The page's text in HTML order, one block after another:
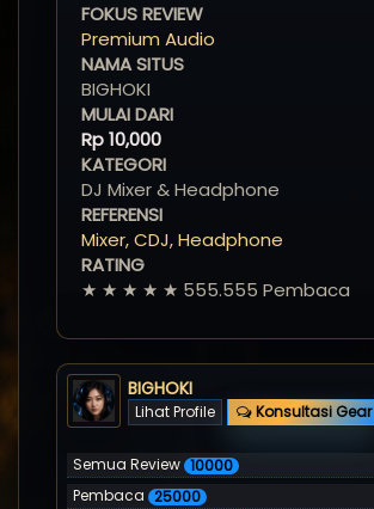
FOKUS REVIEW
Premium Audio
NAMA SITUS
BIGHOKI
MULAI DARI
Rp10,000
KATEGORI
DJ Mixer & Headphone
REFERENSI
Mixer, CDJ, Headphone
RATING
★ ★ ★ ★ ★ 555.555 Pembaca
BIGHOKI
Lihat Profile Konsultasi Gear
Semua Review 10000
Pembaca 25000